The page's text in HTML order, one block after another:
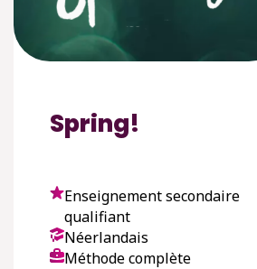
Spring!
Enseignement secondaire
qualifiant
Néerlandais
Méthode complète